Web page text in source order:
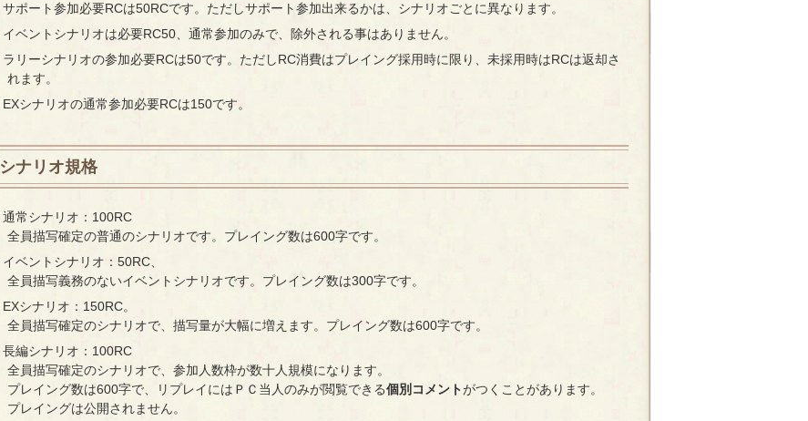
サポート参加必要RCは50RCです。ただしサポート参加出来るかは、シナリオごとに異なります。
イベントシナリオは必要RC50、通常参加のみで、除外される事はありません。
ラリーシナリオの参加必要RCは50です。ただしRC消費はプレイング採用時に限り、未採用時はRCは返却さ
れます。
EXシナリオの通常参加必要RCは150です。
シナリオ規格
通常シナリオ：100RC
全員描写確定の普通のシナリオです。プレイング数は600字です。
イベントシナリオ：50RC、
全員描写義務のないイベントシナリオです。プレイング数は300字です。
EXシナリオ：150RC。
全員描写確定のシナリオで、描写量が大幅に増えます。プレイング数は600字です。
長編シナリオ：100RC
全員描写確定のシナリオで、参加人数枠が数十人規模になります。
プレイング数は600字で、リプレイにはＰＣ当人のみが閲覧できる個別コメントがつくことがあります。
プレイングは公開されません。